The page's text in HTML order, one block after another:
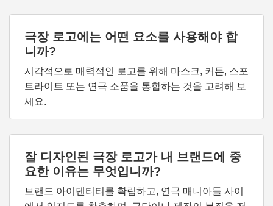
극장 로고에는 어떤 요소를 사용해야 합
니까?
시각적으로 매력적인 로고를 위해 마스크, 커튼, 스포
트라이트 또는 연극 소품을 통합하는 것을 고려해 보
세요.
잘 디자인된 극장 로고가 내 브랜드에 중
요한 이유는 무엇입니까?
브랜드 아이덴티티를 확립하고, 연극 매니아들 사이